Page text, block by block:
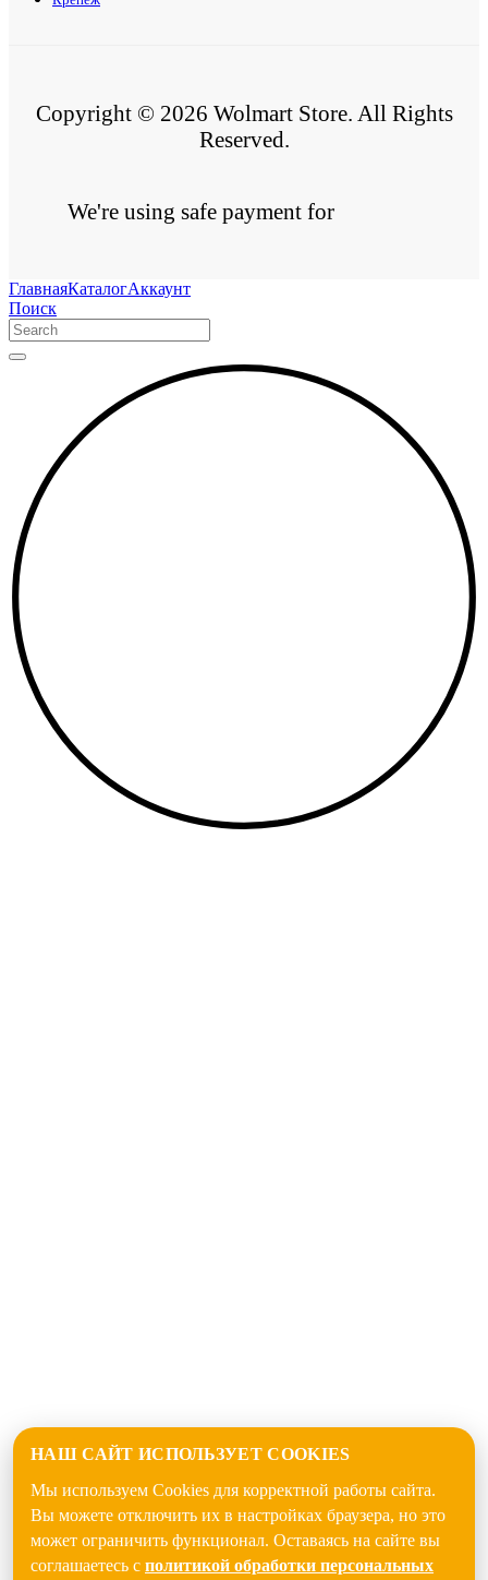
Copyright © 2026 Wolmart Store. All Rights
Reserved.
We're using safe payment for
ГлавнаяКаталогАккаунт
Поиск
НАШ САЙТ ИСПОЛЬЗУЕТ COOKIES
Мы используем Cookies для корректной работы сайта.
Вы можете отключить их в настройках браузера, но это
может ограничить функционал. Оставаясь на сайте вы
соглашаетесь с политикой обработки персональных